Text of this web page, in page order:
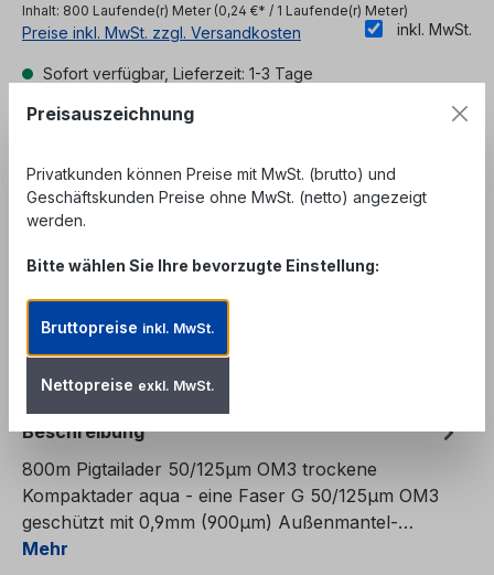
Inhalt: 800 Laufende(r) Meter (0,24 €* / 1 Laufende(r) Meter)
inkl. MwSt.
Preise inkl. MwSt. zzgl. Versandkosten
Sofort verfügbar, Lieferzeit: 1-3 Tage
Einrichtungen. Kein Verkauf an private
Endverbraucher.
Produkt Anzahl: Gib den gewünschten
In den Warenkorb
Produktnummer:
Beschreibung
800m Pigtailader 50/125µm OM3 trockene
Kompaktader aqua - eine Faser G 50/125µm OM3
geschützt mit 0,9mm (900µm) Außenmantel-…
Mehr
Preisauszeichnung
Privatkunden können Preise mit MwSt. (brutto) und
Geschäftskunden Preise ohne MwSt. (netto) angezeigt
werden.
Bitte wählen Sie Ihre bevorzugte Einstellung:
Bruttopreise inkl. MwSt.
Nettopreise exkl. MwSt.